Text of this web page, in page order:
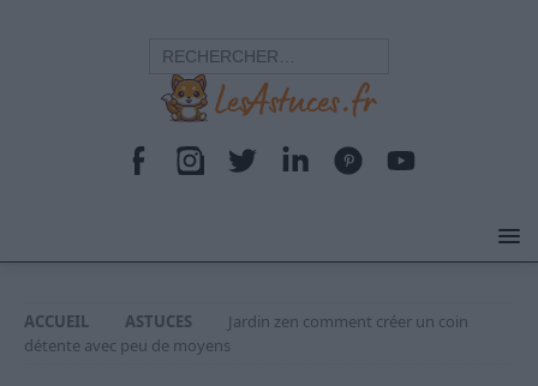
ACCUEIL ASTUCES
Jardin zen comment créer un coin
détente avec peu de moyens